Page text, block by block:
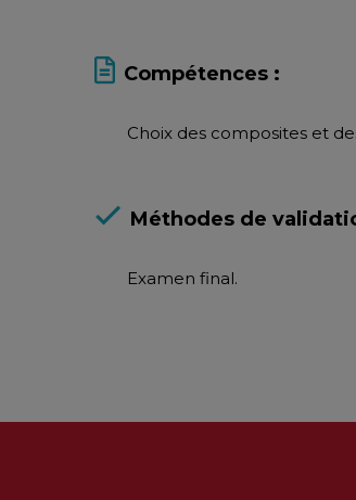
Compétences :
Choix des composites et
Méthodes de
Examen final.